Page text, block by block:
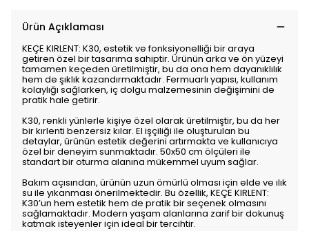
Ürün Açıklaması
KEÇE KIRLENT: K30, estetik ve fonksiyonelliği bir araya
getiren özel bir tasarıma sahiptir. Ürünün arka ve ön yüzeyi
tamamen keçeden üretilmiştir, bu da ona hem dayanıklılık
hem de şıklık kazandırmaktadır. Fermuarlı yapısı, kullanım
kolaylığı sağlarken, iç dolgu malzemesinin değişimini de
pratik hale getirir.
K30, renkli yünlerle kişiye özel olarak üretilmiştir, bu da her
bir kırlenti benzersiz kılar. El işçiliği ile oluşturulan bu
detaylar, ürünün estetik değerini artırmakta ve kullanıcıya
özel bir deneyim sunmaktadır. 50x50 cm ölçüleri ile
standart bir oturma alanına mükemmel uyum sağlar.
Bakım açısından, ürünün uzun ömürlü olması için elde ve ılık
su ile yıkanması önerilmektedir. Bu özellik, KEÇE KIRLENT:
K30’un hem estetik hem de pratik bir seçenek olmasını
sağlamaktadır. Modern yaşam alanlarına zarif bir dokunuş
katmak isteyenler için ideal bir tercihtir.